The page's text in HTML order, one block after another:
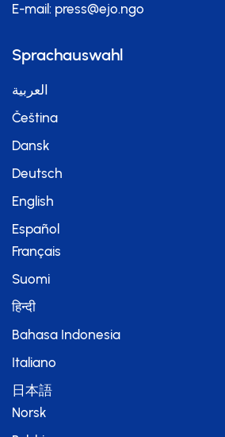
E-mail: press@ejo.ngo
Sprachauswahl
العربية
Čeština
Dansk
Deutsch
English
Español
Français
Suomi
हिन्दी
Bahasa Indonesia
Italiano
日本語
Norsk